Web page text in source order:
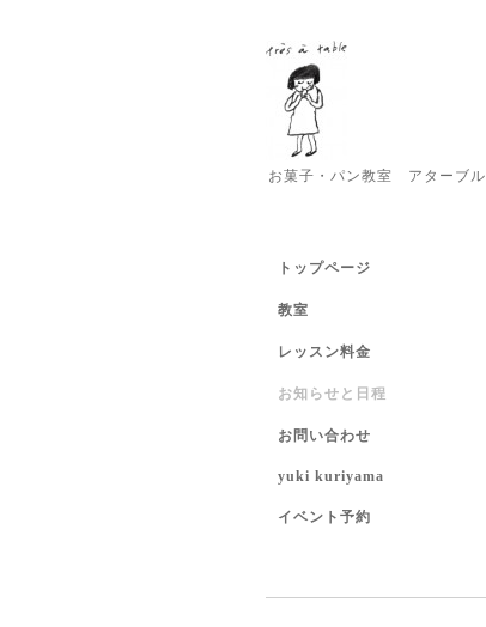
お菓子・パン教室 アターブル
トップページ
教室
レッスン料金
お知らせと日程
お問い合わせ
yuki kuriyama
イベント予約